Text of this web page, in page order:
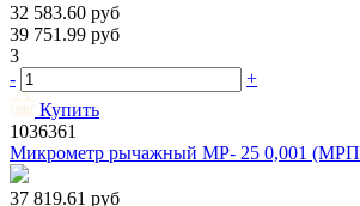
32 583.60 руб
39 751.99 руб
3
-
+
Купить
1036361
Микрометр рычажный МР- 25 0,001
37 819.61 руб